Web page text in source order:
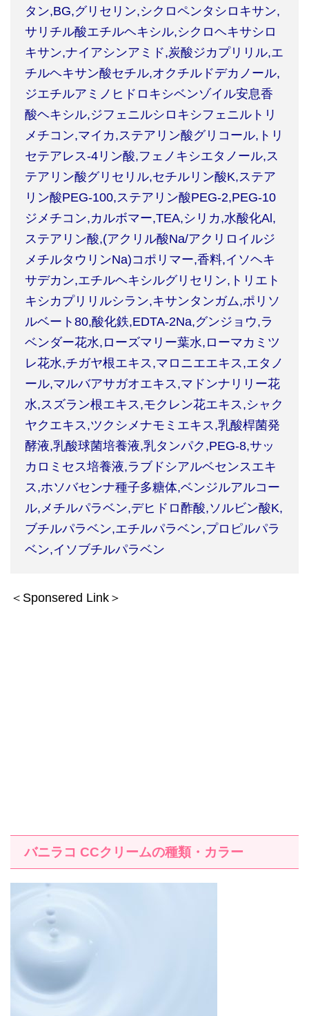
タン,BG,グリセリン,シクロペンタシロキサン,
サリチル酸エチルヘキシル,シクロヘキサシロ
キサン,ナイアシンアミド,炭酸ジカプリリル,エ
チルヘキサン酸セチル,オクチルドデカノール,
ジエチルアミノヒドロキシベンゾイル安息香
酸ヘキシル,ジフェニルシロキシフェニルトリ
メチコン,マイカ,ステアリン酸グリコール,トリ
セテアレス-4リン酸,フェノキシエタノール,ス
テアリン酸グリセリル,セチルリン酸K,ステア
リン酸PEG-100,ステアリン酸PEG-2,PEG-10
ジメチコン,カルボマー,TEA,シリカ,水酸化Al,
ステアリン酸,(アクリル酸Na/アクリロイルジ
メチルタウリンNa)コポリマー,香料,イソヘキ
サデカン,エチルヘキシルグリセリン,トリエト
キシカプリリルシラン,キサンタンガム,ポリソ
ルベート80,酸化鉄,EDTA-2Na,グンジョウ,ラ
ベンダー花水,ローズマリー葉水,ローマカミツ
レ花水,チガヤ根エキス,マロニエエキス,エタノ
ール,マルバアサガオエキス,マドンナリリー花
水,スズラン根エキス,モクレン花エキス,シャク
ヤクエキス,ツクシメナモミエキス,乳酸桿菌発
酵液,乳酸球菌培養液,乳タンパク,PEG-8,サッ
カロミセス培養液,ラブドシアルベセンスエキ
ス,ホソバセンナ種子多糖体,ベンジルアルコー
ル,メチルパラベン,デヒドロ酢酸,ソルビン酸K,
ブチルパラベン,エチルパラベン,プロピルパラ
ベン,イソブチルパラベン
＜Sponsered Link＞
バニラコ CCクリームの種類・カラー